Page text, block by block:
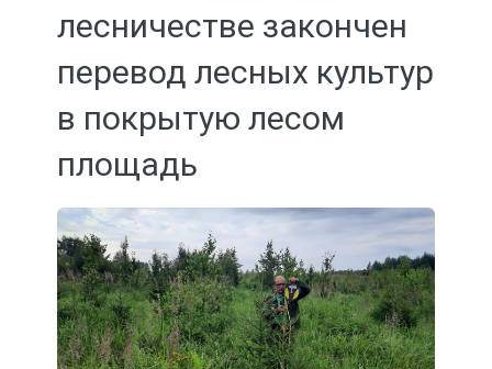
лесничестве закончен
перевод лесных культур
в покрытую лесом
площадь